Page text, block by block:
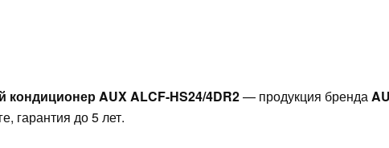
AUX ALCF-HS24/4DR2— продукция бренда
гарантия до 5 лет.